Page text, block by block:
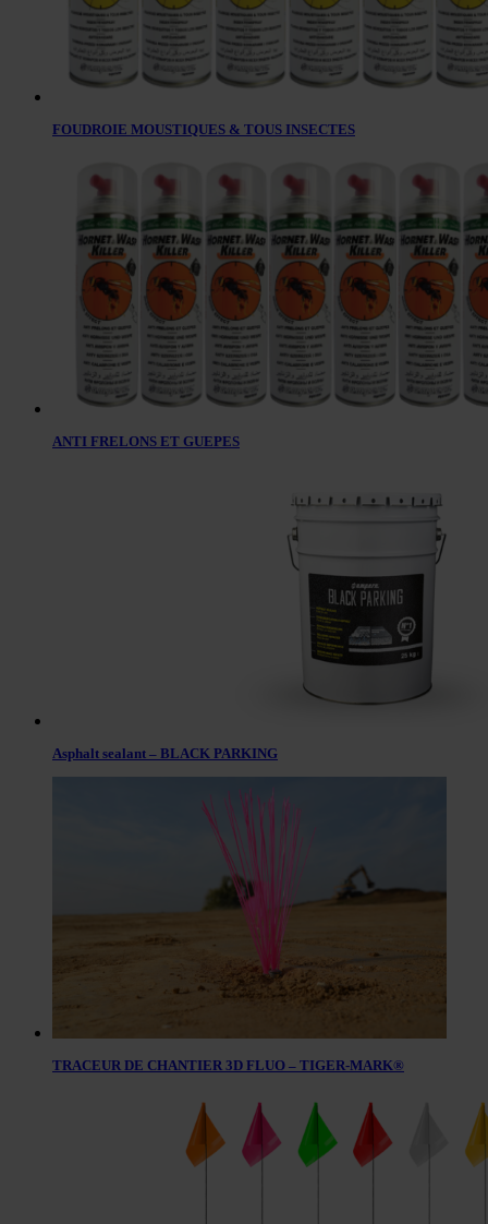
FOUDROIE MOUSTIQUES & TOUS INSECTES
ANTI FRELONS ET GUEPES
Asphalt sealant – BLACK PARKING
TRACEUR DE CHANTIER 3D FLUO – TIGER-MARK®